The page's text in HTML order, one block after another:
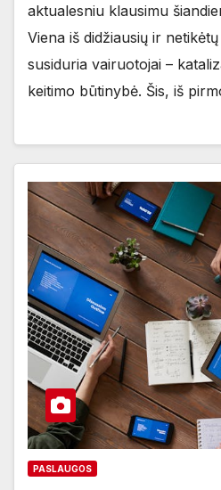
aktualesniu klausimu
Viena iš didžiausių ir
susiduria vairuotojai –
keitimo būtinybė. Šis, iš
PASLAUGOS